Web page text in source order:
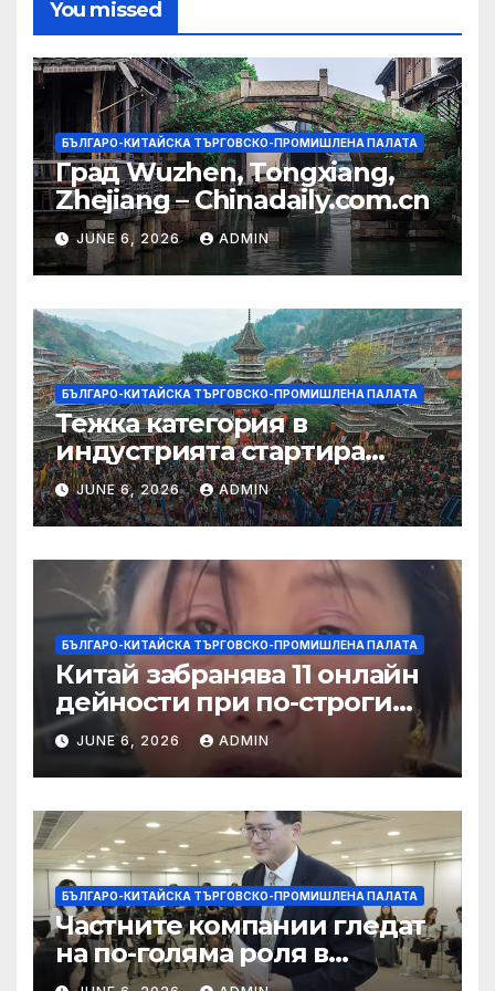
You missed
БЪЛГАРО-КИТАЙСКА ТЪРГОВСКО-ПРОМИШЛЕНА ПАЛАТА
Град Wuzhen, Tongxiang,
Zhejiang – Chinadaily.com.cn
JUNE 6, 2026 ADMIN
БЪЛГАРО-КИТАЙСКА ТЪРГОВСКО-ПРОМИШЛЕНА ПАЛАТА
Тежка категория в
индустрията стартира
алианс за космическа
слънчева енергия
JUNE 6, 2026 ADMIN
БЪЛГАРО-КИТАЙСКА ТЪРГОВСКО-ПРОМИШЛЕНА ПАЛАТА
Китай забранява 11 онлайн
дейности при по-строги
правила за ограничаване на
слуховете и
кибернасилниците
JUNE 6, 2026 ADMIN
БЪЛГАРО-КИТАЙСКА ТЪРГОВСКО-ПРОМИШЛЕНА ПАЛАТА
Частните компании гледат
на по-голяма роля в
стратегическата